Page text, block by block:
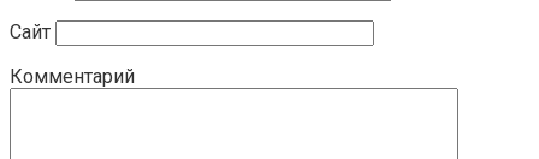
Сайт
Комментарий